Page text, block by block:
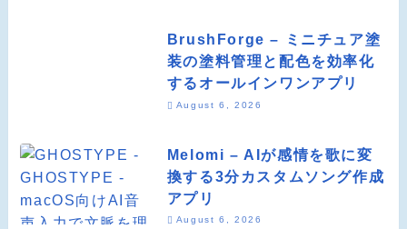
BrushForge – ミニチュア塗
装の塗料管理と配色を効率化
するオールインワンアプリ
August 6, 2026
Melomi – AIが感情を歌に変
換する3分カスタムソング作成
アプリ
August 6, 2026